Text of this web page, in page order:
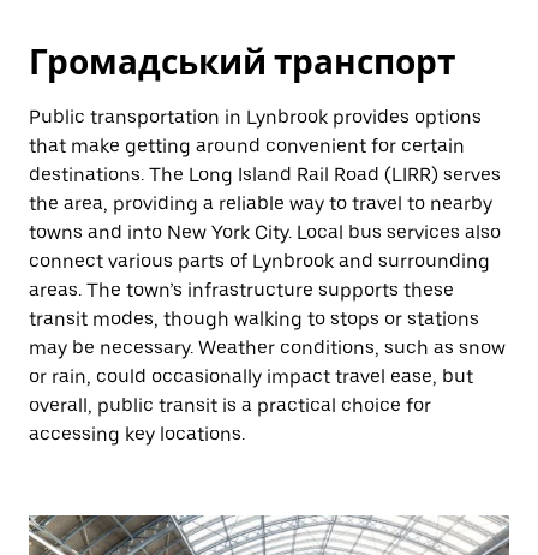
Громадський транспорт
Public transportation in Lynbrook provides options
that make getting around convenient for certain
destinations. The Long Island Rail Road (LIRR) serves
the area, providing a reliable way to travel to nearby
towns and into New York City. Local bus services also
connect various parts of Lynbrook and surrounding
areas. The town’s infrastructure supports these
transit modes, though walking to stops or stations
may be necessary. Weather conditions, such as snow
or rain, could occasionally impact travel ease, but
overall, public transit is a practical choice for
accessing key locations.